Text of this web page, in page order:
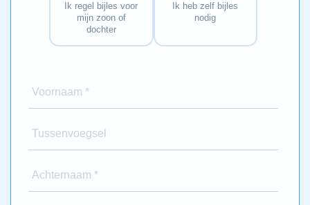
Ik regel bijles voor
mijn zoon of
dochter
Ik heb zelf bijles
nodig
Voornaam *
Tussenvoegsel
Achternaam *